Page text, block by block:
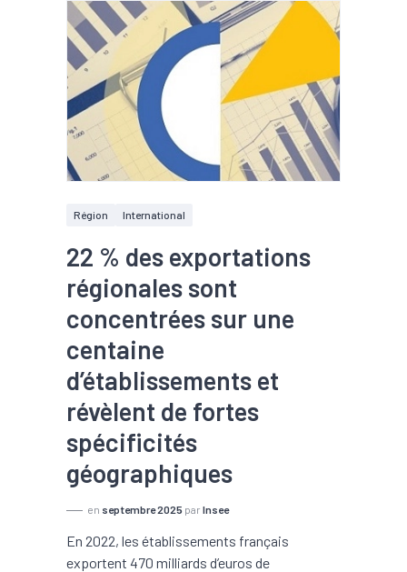
Région International
22 % des exportations
régionales sont
concentrées sur une
centaine
d’établissements et
révèlent de fortes
spécificités
géographiques
en septembre 2025 par Insee
En 2022, les établissements français
exportent 470 milliards d’euros de